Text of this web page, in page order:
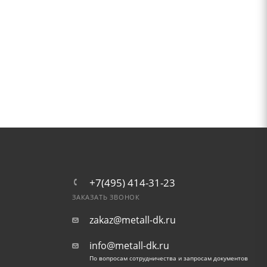
+7(495) 414-31-23
ЗАКАЗАТЬ ЗВОНОК
zakaz@metall-dk.ru
info@metall-dk.ru
По вопросам сотрудничества и запросам документов